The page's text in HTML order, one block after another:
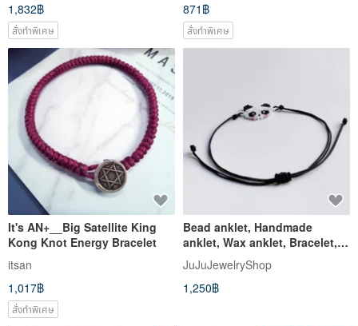
1,832฿
สั่งทำพิเศษ
871฿
สั่งทำพิเศษ
It's AN+__Big Satellite King
Kong Knot Energy Bracelet
itsan
1,017฿
สั่งทำพิเศษ
Bead anklet, Handmade
anklet, Wax anklet, Bracelet,
Panda anklet, Animal anklet
JuJuJewelryShop
1,250฿